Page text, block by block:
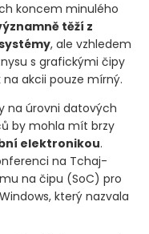
koncem minulého
těží z
, ale vzhledem
s grafickými čipy
akcii pouze mírný.
na úrovni datových
by mohla mít brzy
elektronikou.
na Tchaj-
na čipu (SoC) pro
který nazvala